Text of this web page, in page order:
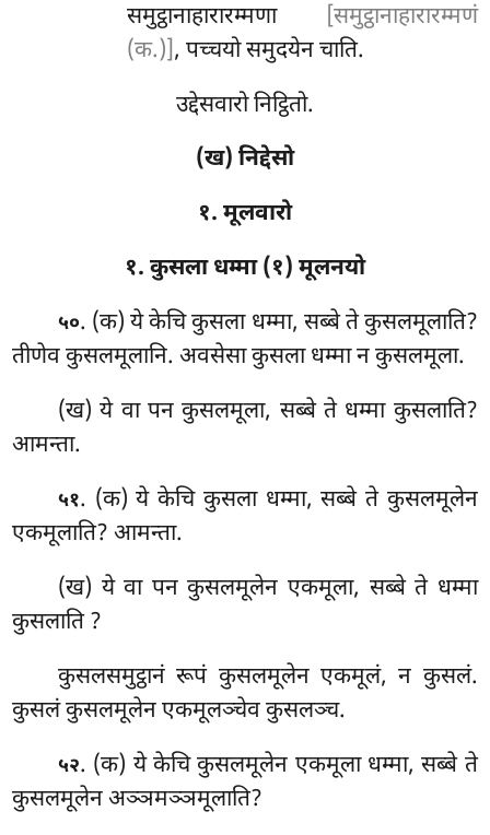
समुट्ठानाहारारम्मणा
[समुट्ठानाहारारम्मणं
(क.)], पच्चयो समुदयेन चाति.
उद्देसवारो निट्ठितो.
(ख) निद्देसो
१. मूलवारो
१. कुसला धम्मा (१) मूलनयो
५०. (क) ये केचि कुसला धम्मा, सब्बे ते कुसलमूलाति?
तीणेव कुसलमूलानि. अवसेसा कुसला धम्मा न कुसलमूला.
(ख) ये वा पन कुसलमूला, सब्बे ते धम्मा कुसलाति?
आमन्ता.
५१. (क) ये केचि कुसला धम्मा, सब्बे ते कुसलमूलेन
एकमूलाति? आमन्ता.
(ख) ये वा पन कुसलमूलेन एकमूला, सब्बे ते धम्मा
कुसलाति?
कुसलसमुट्ठानंरूपं कुसलमूलेन एकमूलं, न कुसलं.
कुसलं कुसलमूलेन एकमूलञ्चेव कुसलञ्च.
५२. (क) ये केचि कुसलमूलेन एकमूला धम्मा, सब्बे ते
कुसलमूलेन अञ्ञमञ्ञमूलाति?